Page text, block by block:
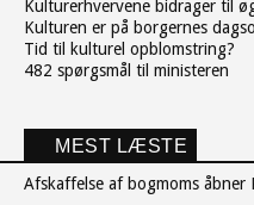
Kulturerhvervene bidrager til
Kulturen er på borgernes
Tid til kulturel opblomstring?
482 spørgsmål til ministeren
MEST LÆSTE
Afskaffelse af bogmoms åbner